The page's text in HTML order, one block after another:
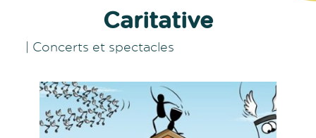
Caritative
| Concerts et spectacles